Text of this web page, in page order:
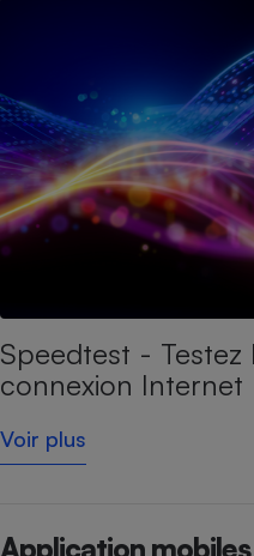
Speedtest -
connexion Internet
Voir plus
Application mobiles